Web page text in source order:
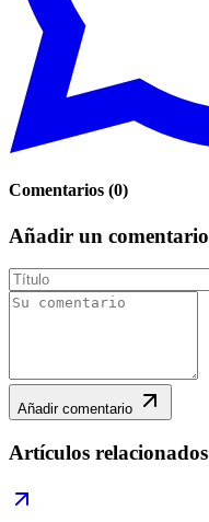
Comentarios (0)
Añadir un comentario
Añadir comentario
Artículos relacionados